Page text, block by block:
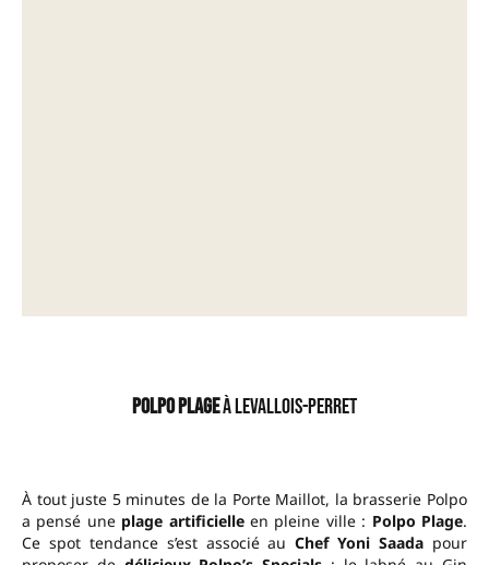
Polpo Plageà Levallois-Perret
À tout juste 5 minutes de la Porte Maillot, la brasserie Polpo
a pensé une plage artificielleen pleine ville : Polpo Plage.
Ce spot tendance s’est associé au Chef Yoni Saada pour